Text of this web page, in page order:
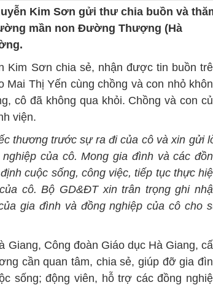
Kim Sơn gửi thư chia buồn và
mần non Đường Thượng (Hà
Kim Sơn chia sẻ, nhận được tin buồn
Thị Yến cùng chồng và con nhỏ
cô đã không qua khỏi. Chồng và con
viện.
thương trước sự ra đi của cô và xin gửi
của cô. Mong gia đình và các
cuộc sống, công việc, tiếp tục thực
cô. Bộ GD&ĐT xin trân trọng ghi
gia đình và đồng nghiệp của cô cho
Công đoàn Giáo dục Hà Giang,
cần quan tâm, chia sẻ, giúp đỡ gia
sống; động viên, hỗ trợ các đồng